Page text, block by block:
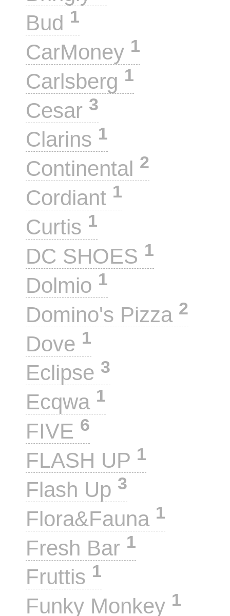
Bud 1
CarMoney 1
Carlsberg 1
Cesar 3
Clarins 1
Continental 2
Cordiant 1
Curtis 1
DC SHOES 1
Dolmio 1
Domino's Pizza 2
Dove 1
Eclipse 3
Ecqwa 1
FIVE 6
FLASH UP 1
Flash Up 3
Flora&Fauna 1
Fresh Bar 1
Fruttis 1
Funky Monkey 1